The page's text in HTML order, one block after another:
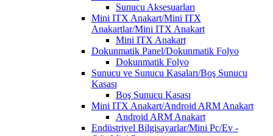
Sunucu Aksesuarları
Mini ITX Anakart/Mini ITX
Anakartlar/Mini ITX Anakart
Mini ITX Anakart
Dokunmatik Panel/Dokunmatik Folyo
Dokunmatik Folyo
Sunucu ve Sunucu Kasaları/Boş Sunucu
Kasası
Boş Sunucu Kasası
Mini ITX Anakart/Android ARM Anakart
Android ARM Anakart
Endüstriyel Bilgisayarlar/Mini Pc/Ev -